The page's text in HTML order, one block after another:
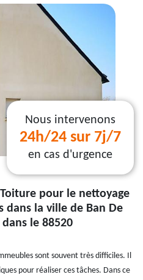
Nous intervenons
24h/24 sur 7j/7
en cas d'urgence
pour le nettoyage
dans la ville de Ban De
le 88520
sont souvent très difficiles. Il
pour réaliser ces tâches. Dans ce